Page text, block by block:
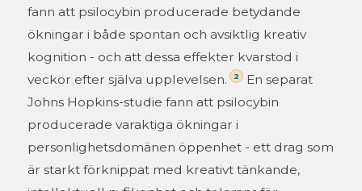
fann att psilocybin producerade betydande
ökningar i både spontan och avsiktlig kreativ
kognition - och att dessa effekter kvarstod i
veckor efter själva upplevelsen.
2
En separat
Johns Hopkins-studie fann att psilocybin
producerade varaktiga ökningar i
personlighetsdomänen öppenhet - ett drag som
är starkt förknippat med kreativt tänkande,